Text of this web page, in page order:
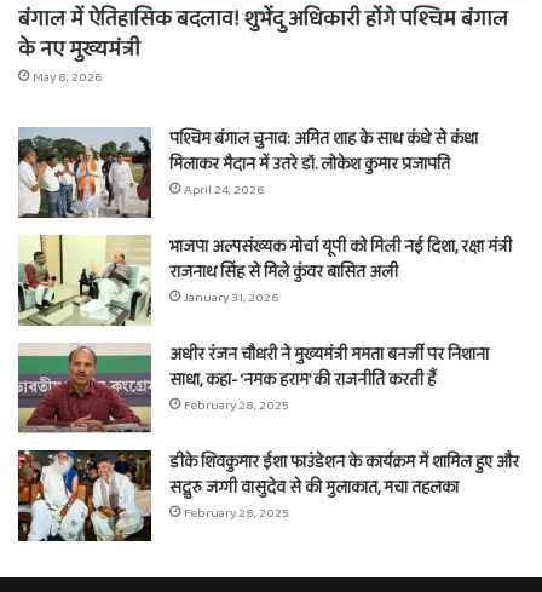
बंगाल में ऐतिहासिक बदलाव! शुभेंदु अधिकारी होंगे पश्चिम बंगाल
के नए मुख्यमंत्री
May 8, 2026
पश्चिम बंगाल चुनाव: अमित शाह के साथ कंधे से कंधा
मिलाकर मैदान में उतरे डॉ. लोकेश कुमार प्रजापति
April 24, 2026
भाजपा अल्पसंख्यक मोर्चा यूपी को मिली नई दिशा, रक्षा मंत्री
राजनाथ सिंह से मिले कुंवर बासित अली
January 31, 2026
अधीर रंजन चौधरी ने मुख्यमंत्री ममता बनर्जी पर निशाना
साधा, कहा- ‘नमक हराम’ की राजनीति करती हैं
February 28, 2025
डीके शिवकुमार ईशा फाउंडेशन के कार्यक्रम में शामिल हुए और
सद्गुरु जग्गी वासुदेव से की मुलाकात, मचा तहलका
February 28, 2025